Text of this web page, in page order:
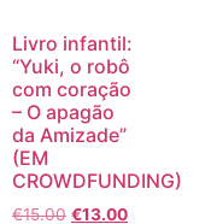
Livro infantil:
“Yuki, o robô
com coração
– O apagão
da Amizade”
(EM
CROWDFUNDING)
€15.00 €13.00